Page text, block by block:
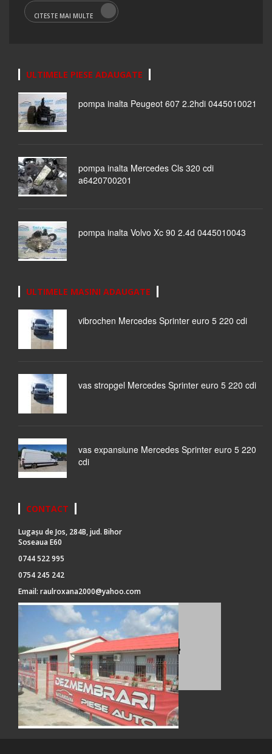
CITESTE MAI MULTE
ULTIMELE PIESE ADAUGATE
pompa inalta Peugeot 607 2.2hdi 0445010021
pompa inalta Mercedes Cls 320 cdi
a6420700201
pompa inalta Volvo Xc 90 2.4d 0445010043
ULTIMELE MASINI ADAUGATE
vibrochen Mercedes Sprinter euro 5 220 cdi
vas stropgel Mercedes Sprinter euro 5 220 cdi
vas expansiune Mercedes Sprinter euro 5 220
cdi
CONTACT
Lugașu de Jos, 284B, jud. Bihor
Soseaua E60
0744 522 995
0754 245 242
Email: raulroxana2000@yahoo.com